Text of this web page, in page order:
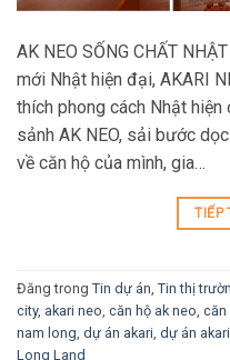
AK NEO SỐNG CHẤT
mới Nhật hiện đại, AKARI
thích phong cách Nhật
sảnh AK NEO, sải bước
về căn hộ của mình, gia…
TIẾP
Đăng trong Tin dự án, Tin thị
city, akari neo, căn hộ ak neo, căn
nam long, dự án akari, dự án
Long Land